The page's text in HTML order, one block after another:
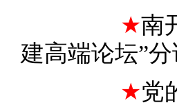
★南
建高端论坛”
★党